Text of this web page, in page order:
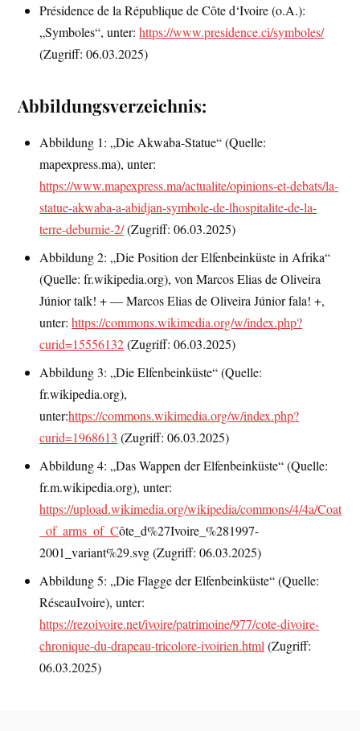
Présidence de la République de Côte d‘Ivoire (o.A.):
„Symboles“, unter:https://www.presidence.ci/symboles/
(Zugriff: 06.03.2025)
Abbildungsverzeichnis:
Abbildung 1: „Die Akwaba-Statue“ (Quelle:
mapexpress.ma), unter:
https://www.mapexpress.ma/actualite/opinions-et-debats/la-
statue-akwaba-a-abidjan-symbole-de-lhospitalite-de-la-
terre-deburnie-2/(Zugriff: 06.03.2025)
Abbildung 2: „Die Position der Elfenbeinküste in Afrika“
(Quelle: fr.wikipedia.org), von Marcos Elias de Oliveira
Júnior talk! + — Marcos Elias de Oliveira Júnior fala! +,
unter:https://commons.wikimedia.org/w/index.php?
curid=15556132(Zugriff: 06.03.2025)
Abbildung 3: „Die Elfenbeinküste“ (Quelle:
fr.wikipedia.org),
unter:https://commons.wikimedia.org/w/index.php?
curid=1968613 (Zugriff: 06.03.2025)
Abbildung 4: „Das Wappen der Elfenbeinküste“ (Quelle:
fr.m.wikipedia.org), unter:
https://upload.wikimedia.org/wikipedia/commons/4/4a/Coat
_of_arms_of_Côte_d%27Ivoire_%281997-
2001_variant%29.svg (Zugriff: 06.03.2025)
Abbildung 5: „Die Flagge der Elfenbeinküste“ (Quelle:
RéseauIvoire), unter:
https://rezoivoire.net/ivoire/patrimoine/977/cote-divoire-
chronique-du-drapeau-tricolore-ivoirien.html (Zugriff:
06.03.2025)